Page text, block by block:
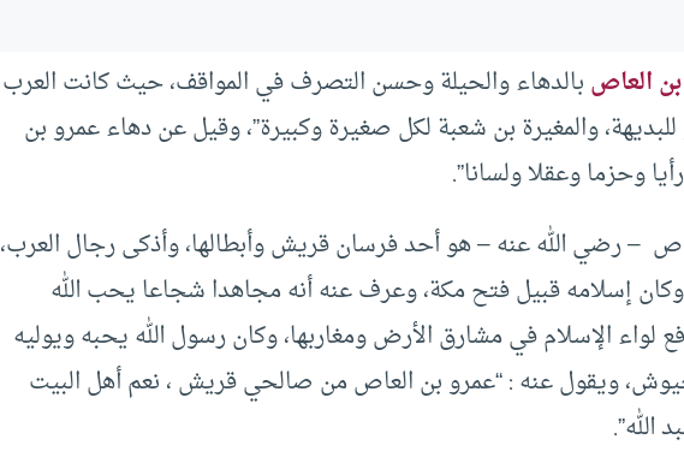
العاصبالدهاء والحيلة وحسن التصرف في المواقف، حيث كانت العرب
والمغيرة بن شعبة لكل صغيرة وكبيرة”، وقيل عن دهاء عمرو بن
وحزما وعقلا ولسانا”.
– رضي الله عنه – هو أحد فرسان قريش وأبطالها، وأذكى رجال العرب،
إسلامه قبيل فتح مكة، وعرف عنه أنه مجاهدا شجاعا يحب الله
لواء الإسلام في مشارق الأرض ومغاربها، وكان رسول الله يحبه ويوليه
ويقول عنه : “عمرو بن العاص من صالحي قريش ، نعم أهل البيت
الله”.